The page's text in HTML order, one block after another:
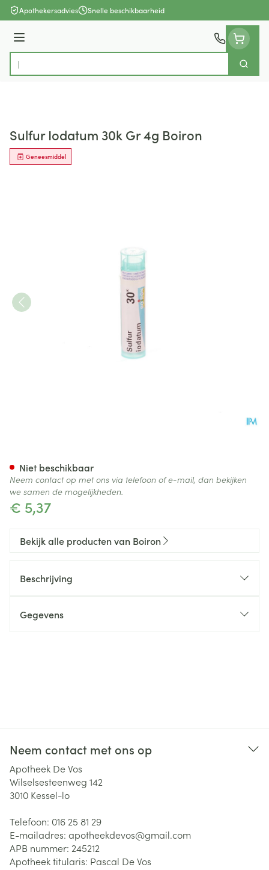
Ga naar de inhoud
Apothekersadvies Snelle beschikbaarheid
Menu
Product, merk, categorie...
Zoek
Sulfur Iodatum 30k Gr 4g Boiron
Geneesmiddel
€ 5,37
Niet beschikbaar
Neem contact op met ons via telefoon of e-mail, dan bekijken
we samen de mogelijkheden.
Bekijk alle producten van Boiron
Beschrijving
Gegevens
Neem contact met ons op
Apotheek De Vos
Wilselsesteenweg 142
3010 Kessel-lo
Telefoon: 016 25 81 29
E-mailadres: apotheekdevos@gmail.com
APB nummer: 245212
Apotheek titularis: Pascal De Vos